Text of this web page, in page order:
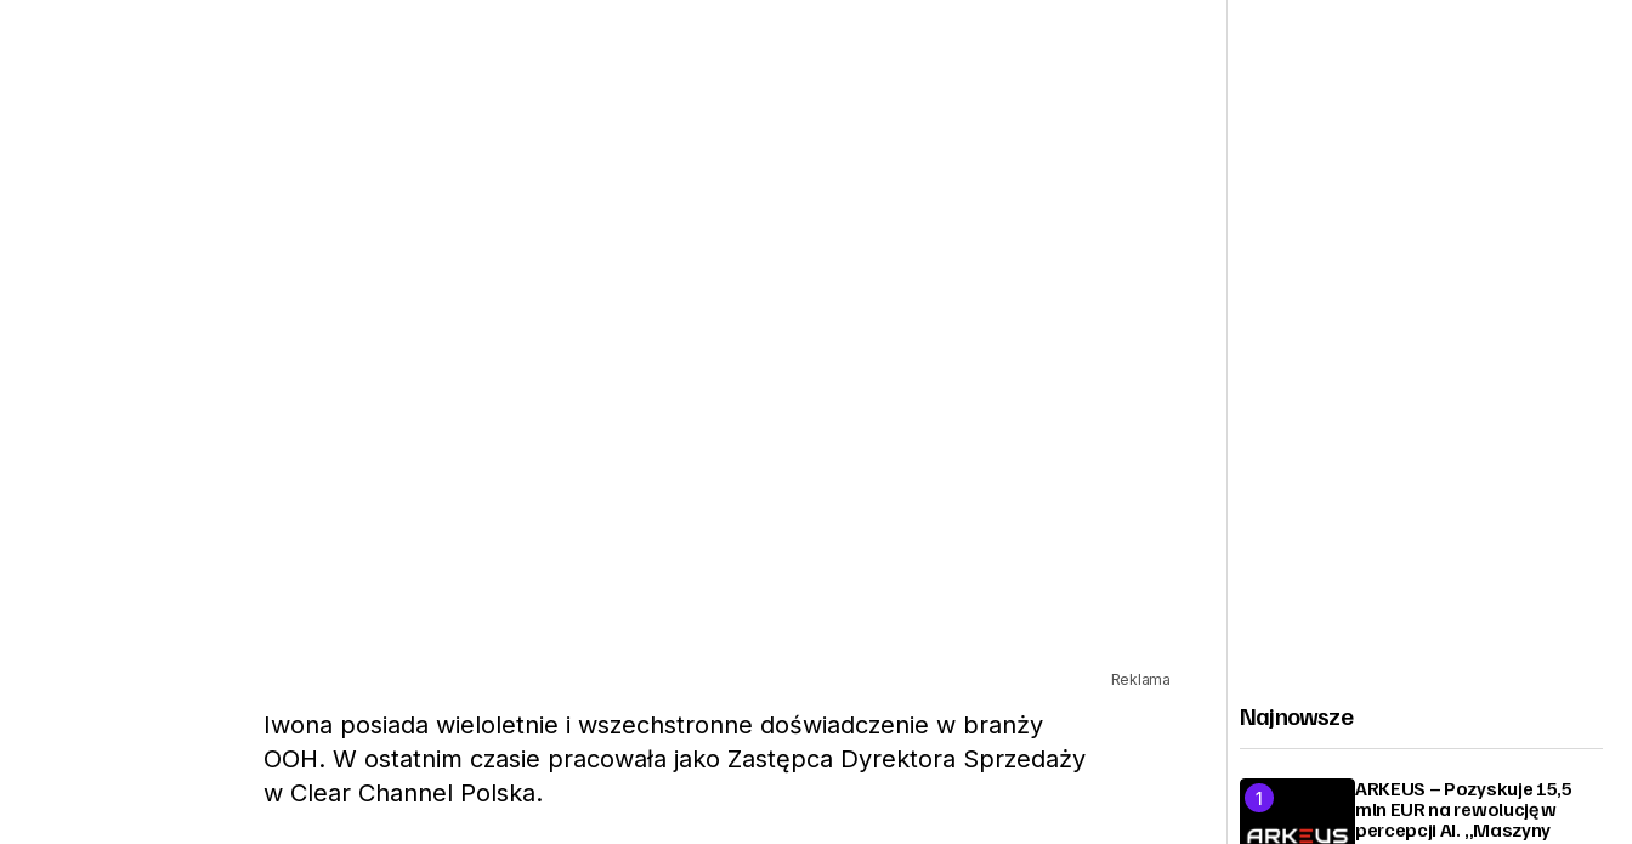
Reklama
Iwona posiada wieloletnie i wszechstronne doświadczenie w branży
OOH. W ostatnim czasie pracowała jako Zastępca Dyrektora Sprzedaży
w Clear Channel Polska.
Najnowsze
ARKEUS – Pozyskuje 15,5
mln EUR na rewolucję w
percepcji AI. „Maszyny